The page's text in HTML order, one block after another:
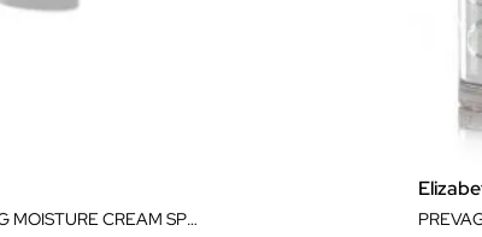
PREVAGE ANTI-AGING MOISTURE CREAM SPF30